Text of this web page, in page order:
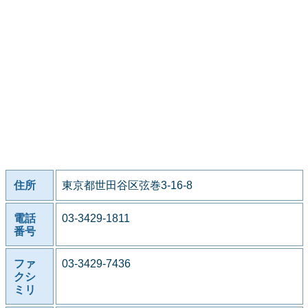
住所 東京都世田谷区弦巻3-16-8
電話
番号
03-3429-1811
ファ
クシ
ミリ
03-3429-7436